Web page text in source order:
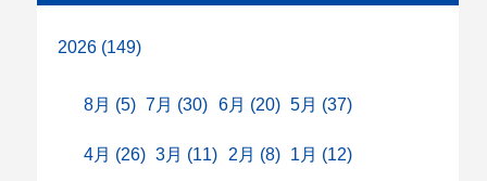
2026 (149)
8月 (5) 7月 (30) 6月 (20) 5月 (37)
4月 (26) 3月 (11) 2月 (8) 1月 (12)